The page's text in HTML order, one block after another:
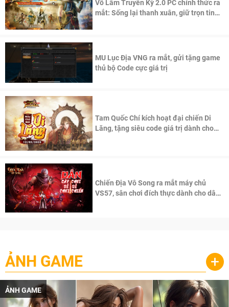
Võ Lâm Truyền Kỳ 2.0 PC chính thức ra
mắt: Sống lại thanh xuân, giữ trọn tinh
MU Lục Địa VNG ra mắt, gửi tặng game
thủ bộ Code cực giá trị
Tam Quốc Chí kích hoạt đại chiến Di
Lăng, tặng siêu code giá trị dành cho
Chiến Địa Vô Song ra mắt máy chủ
VS57, sân chơi đích thực dành cho dân
ẢNH GAME +
ẢNH GAME